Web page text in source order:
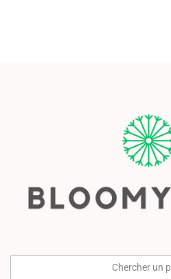
Chercher un